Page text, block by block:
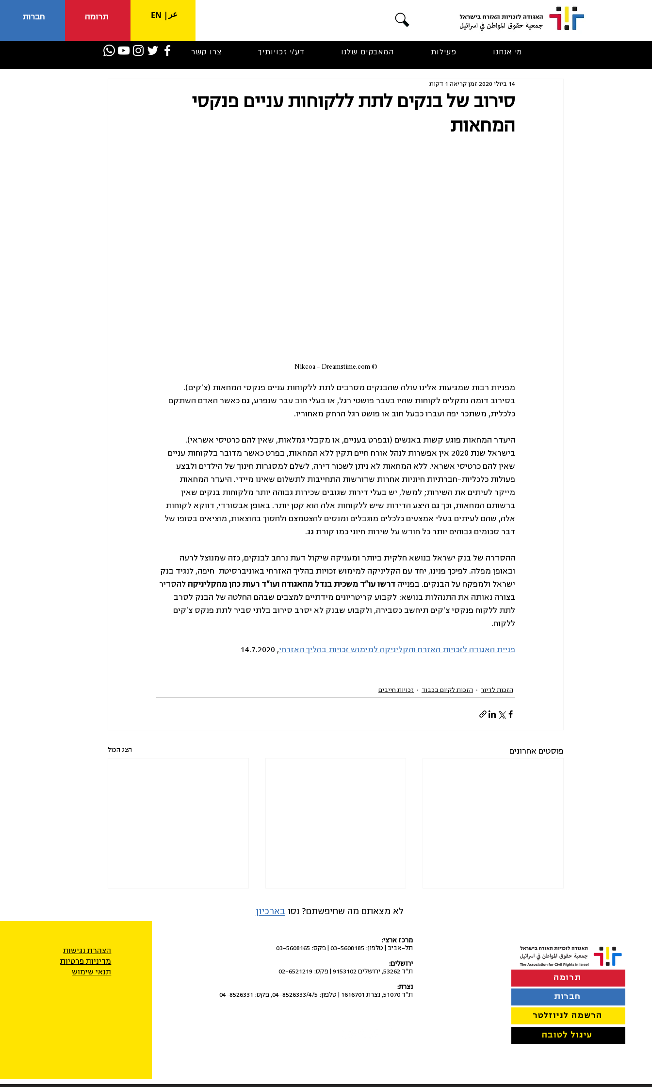
חברות תרומה عر EN
מי אנחנו פעילות המאבקים שלנו דע/י זכויותיך צרו קשר
סירוב של בנקים לתת ללקוחות עניים פנקסי
המחאות
14 ביולי 2020 זמן קריאה 1 דקות
© Nikcoa - Dreamstime.com
מפניות רבות שמגיעות אלינו עולה שהבנקים מסרבים לתת ללקוחות עניים פנקסי המחאות (צ'קים).
בסירוב דומה נתקלים לקוחות שהיו בעבר פושטי רגל, או בעלי חוב עבר שנפרע, גם כאשר האדם השתקם
כלכלית, משתכר יפה ועברו כבעל חוב או פושט רגל הרחק מאחוריו.
היעדר המחאות פוגע קשות באנשים (ובפרט בעניים, או מקבלי גמלאות, שאין להם כרטיסי אשראי).
בישראל שנת 2020 אין אפשרות לנהל אורח חיים תקין ללא המחאות, בפרט כאשר מדובר בלקוחות עניים
שאין להם כרטיסי אשראי. ללא המחאות לא ניתן לשכור דירה, לשלם למסגרות חינוך של הילדים ולבצע
פעולות כלכליות-חברתיות חיוניות אחרות שדורשות התחייבות לתשלום שאינו מיידי. היעדר המחאות
מייקר לעיתים את השירות; למשל, יש בעלי דירות שגובים שכירות גבוהה יותר מלקוחות בנקים שאין
ברשותם המחאות, וכך גם היצע הדירות שיש ללקוחות אלה הוא קטן יותר. באופן אבסורדי, דווקא לקוחות
אלה, שהם לעיתים בעלי אמצעים כלכלים מוגבלים ומנסים להצטמצם ולחסוך בהוצאות, מוציאים בסופו של
דבר סכומים גבוהים יותר כל חודש על שירות חיוני כמו קורת גג.
ההסדרה של בנק ישראל בנושא חלקית ביותר ומעניקה שיקול דעת נרחב לבנקים, כזה שמנוצל לרעה
ובאופן מפלה. לפיכך פנינו, יחד עם הקליניקה למימוש זכויות בהליך האזרחי באוניברסיטת  חיפה, לנגיד בנק
ישראל ולמפקח על הבנקים. בפנייה דרשו עו"ד משכית בנדל מהאגודה ועו"ד רעות כהן מהקליניקה להסדיר
בצורה נאותה את התנהלות בנושא: לקבוע קריטריונים מידתיים למצבים שבהם החלטה של הבנק לסרב
לתת ללקוח פנקסי צ'קים תיחשב כסבירה, ולקבוע שבנק לא יסרב סירוב בלתי סביר לתת פנקס צ'קים
ללקוח.
פניית האגודה לזכויות האזרח והקליניקה למימוש זכויות בהליך האזרחי, 14.7.2020
הזכות לדיור הזכות לקיום בכבוד זכויות חייבים
פוסטים אחרונים הצג הכול
צ'קים
מנגנון כפייה מפלה, שנוסח ללא
לא מצאתם מה שחיפשתם? נסו בארכיון
הצהרת נגישות
מדיניות פרטיות
תנאי שימוש
מרכז ארצי:
תל-אביב | טלפון: 03-5608185 | פקס: 03-5608165
ירושלים:
ת"ד 53262, ירושלים 9153102 | פקס: 02-6521219
נצרת:
ת"ד 51070, נצרת 1616701 | טלפון: 04-8526333/4/5, פקס: 04-8526331
תרומה
חברות
הרשמה לניוזלטר
עיגול לטובה